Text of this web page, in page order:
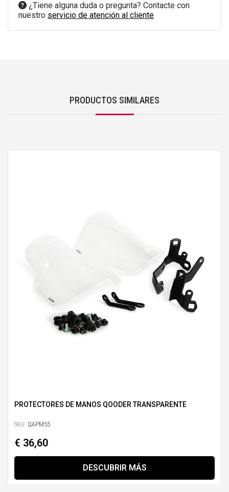
¿Tiene alguna duda o pregunta? Contacte con
nuestro servicio de atención al cliente
PRODUCTOS SIMILARES
PROTECTORES DE MANOS QOODER TRANSPARENTE
SKU: QAPM55
€ 36,60
DESCUBRIR MÁS